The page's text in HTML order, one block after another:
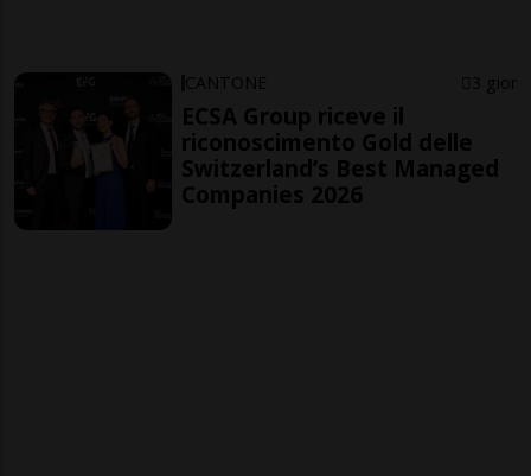
CANTONE 3 gior
ECSA Group riceve il
riconoscimento Gold delle
Switzerland’s Best Managed
Companies 2026